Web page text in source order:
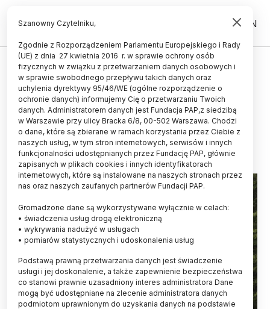
PL EN
Szyszko: w przyszłym roku
zobaczymy skutki działań w
Puszczy Białowieskiej
03.10.2017
aktualizacja: 03.10.2017
3 minuty czytania
Szanowny Czytelniku,
Zgodnie z Rozporządzeniem Parlamentu Europejskiego i Rady
(UE) z dnia 27 kwietnia 2016 r. w sprawie ochrony osób
fizycznych w związku z przetwarzaniem danych osobowych i
w sprawie swobodnego przepływu takich danych oraz
uchylenia dyrektywy 95/46/WE (ogólne rozporządzenie o
ochronie danych) informujemy Cię o przetwarzaniu Twoich
danych. Administratorem danych jest Fundacja PAP,z siedzibą
w Warszawie przy ulicy Bracka 6/8, 00-502 Warszawa. Chodzi
o dane, które są zbierane w ramach korzystania przez Ciebie z
naszych usług, w tym stron internetowych, serwisów i innych
funkcjonalności udostępnianych przez Fundację PAP, głównie
zapisanych w plikach cookies i innych identyfikatorach
internetowych, które są instalowane na naszych stronach przez
nas oraz naszych zaufanych partnerów Fundacji PAP.
Gromadzone dane są wykorzystywane wyłącznie w celach:
• świadczenia usług drogą elektroniczną
• wykrywania nadużyć w usługach
• pomiarów statystycznych i udoskonalenia usług
Podstawą prawną przetwarzania danych jest świadczenie
usługi i jej doskonalenie, a także zapewnienie bezpieczeństwa
co stanowi prawnie uzasadniony interes administratora Dane
mogą być udostępniane na zlecenie administratora danych
podmiotom uprawnionym do uzyskania danych na podstawie